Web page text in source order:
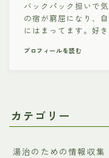
バックパック担いで
の宿が窮屈になり、
にはまってます。好
プロフィールを読む
カテゴリー
湯治のための情報収集